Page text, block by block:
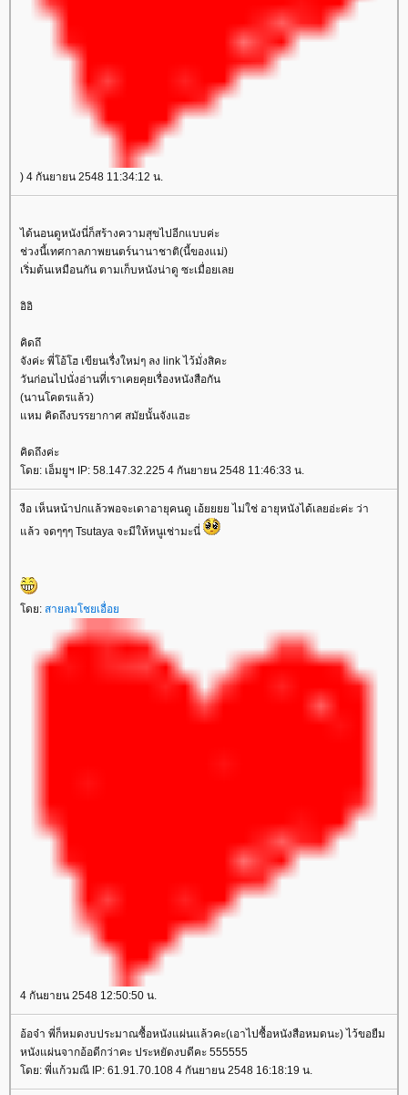
) 4 กันยายน 2548 11:34:12 น.
ได้นอนดูหนังนี่ก็สร้างความสุขไปอีกแบบค่ะ
ช่วงนี้เทศกาลภาพยนตร์นานาชาติ(นี้ของแม่)
เริ่มต้นเหมือนกัน ตามเก็บหนังน่าดู ซะเมื่อยเล
อิอิ
คิดถึ
จังค่ะ พี่โอ้โฮ เขียนเรื่งใหม่ๆ ลง link ไว้มั่งสิคะ
วันก่อนไปนั่งอ่านที่เราเคยคุยเรื่องหนังสือกัน
(นานโคตรแล้ว)
หม คิดถึงบรรยากาศ สมัยนั้นจังแฮะ
คิดถึงค่ะ
ดย: เอ็มยูฯ IP: 58.147.32.225 4 กันยายน 2548 11:46:33 น.
งือ เห็นหน้าปกแล้วพอจะเดาอายุคนดู เอ้ยยยย ไม่ใช่ อายุหนังได้เลยอ่ะค่ะ ว่า
ล้ว จดๆๆๆ Tsutaya จะมีให้หนูเช่ามะนี่
ดย: สายลมโชยเอื่อ
4 กันยายน 2548 12:50:50 น.
อ้อจ๋า พี่ก็หมดงบประมาณซื้อหนังแผ่นแล้วคะ(เอาไปซื้อหนังสือหมดนะ) ไว้ขอยืม
หนังแผ่นจากอ้อดีกว่าคะ ประหยัดงบดีคะ 555555
ดย: พี่แก้วมณี IP: 61.91.70.108 4 กันยายน 2548 16:18:19 น.